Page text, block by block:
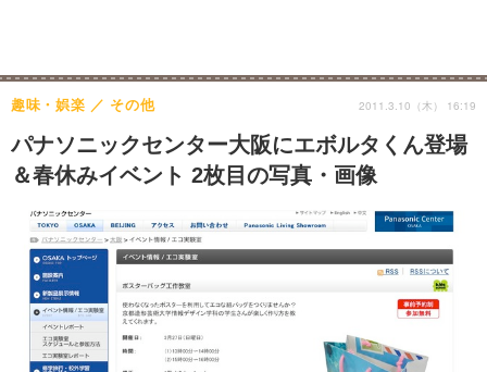
パナソニックセンター大阪にエボルタくん登場
＆春休みイベント 2枚目の写真・画像
趣味・娯楽 その他 2011.3.10（木） 16:19